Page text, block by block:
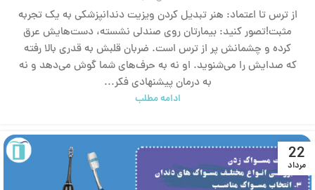
از ترس تا اعتماد: هنر تبدیل کردن ویزیت دندانپزشکی به یک تجربه
مثبت!تصور کنید: بیمارتان روی صندلی نشسته، دست‌هایش عرق
کرده و چشمانش پر از ترس است. ضربان قلبش به قدری بالا رفته
که صدایش را می‌شنوید. او نه به حرف‌های شما گوش می‌دهد و نه
به درمان پیشنهادی فکر...
ادامه مطلب
22
مرداد